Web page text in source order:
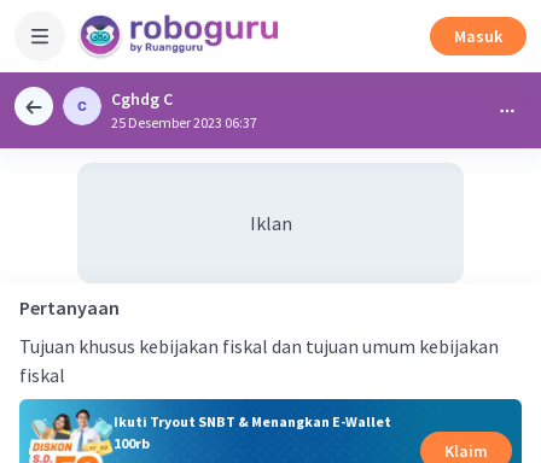
Masuk
Cghdg C
25 Desember 2023 06:37
Iklan
Pertanyaan
Tujuan khusus kebijakan fiskal dan tujuan umum kebijakan
fiskal
Ikuti Tryout SNBT & Menangkan E-Wallet
100rb
Klaim